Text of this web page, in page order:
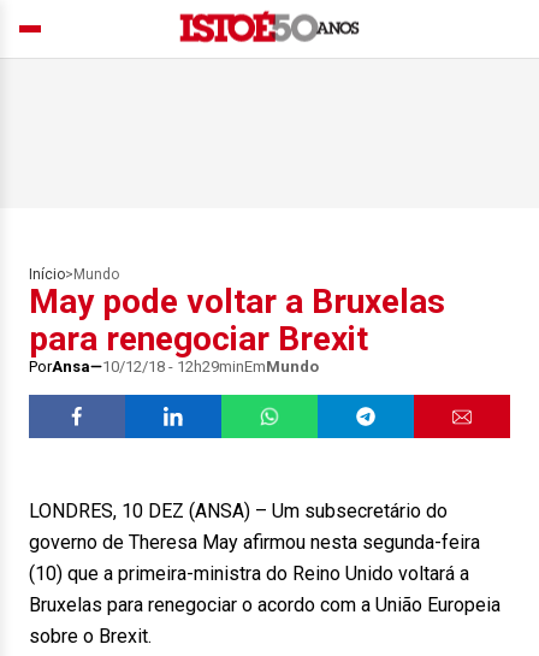
Início> Mundo
May pode voltar a Bruxelas
para renegociar Brexit
PorAnsa 10/12/18 - 12h29minEmMundo
LONDRES, 10 DEZ (ANSA) – Um subsecretário do
governo de Theresa May afirmou nesta segunda-feira
(10) que a primeira-ministra do Reino Unido voltará a
Bruxelas para renegociar o acordo com a União Europeia
sobre o Brexit.